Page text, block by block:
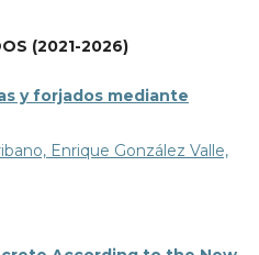
(2021-2026)
y forjados mediante
Enrique González Valle,